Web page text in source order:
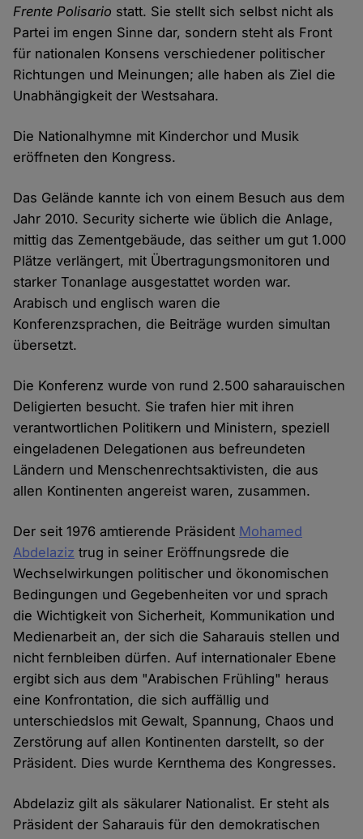
Frente Polisario statt. Sie stellt sich selbst nicht als
Partei im engen Sinne dar, sondern steht als Front
für nationalen Konsens verschiedener politischer
Richtungen und Meinungen; alle haben als Ziel die
Unabhängigkeit der Westsahara.
Die Nationalhymne mit Kinderchor und Musik
eröffneten den Kongress.
Das Gelände kannte ich von einem Besuch aus dem
Jahr 2010. Security sicherte wie üblich die Anlage,
mittig das Zementgebäude, das seither um gut 1.000
Plätze verlängert, mit Übertragungsmonitoren und
starker Tonanlage ausgestattet worden war.
Arabisch und englisch waren die
Konferenzsprachen, die Beiträge wurden simultan
übersetzt.
Die Konferenz wurde von rund 2.500 saharauischen
Deligierten besucht. Sie trafen hier mit ihren
verantwortlichen Politikern und Ministern, speziell
eingeladenen Delegationen aus befreundeten
Ländern und Menschenrechtsaktivisten, die aus
allen Kontinenten angereist waren, zusammen.
Der seit 1976 amtierende Präsident Mohamed
Abdelaziz trug in seiner Eröffnungsrede die
Wechselwirkungen politischer und ökonomischen
Bedingungen und Gegebenheiten vor und sprach
die Wichtigkeit von Sicherheit, Kommunikation und
Medienarbeit an, der sich die Saharauis stellen und
nicht fernbleiben dürfen. Auf internationaler Ebene
ergibt sich aus dem "Arabischen Frühling" heraus
eine Konfrontation, die sich auffällig und
unterschiedslos mit Gewalt, Spannung, Chaos und
Zerstörung auf allen Kontinenten darstellt, so der
Präsident. Dies wurde Kernthema des Kongresses.
Abdelaziz gilt als säkularer Nationalist. Er steht als
Präsident der Saharauis für den demokratischen